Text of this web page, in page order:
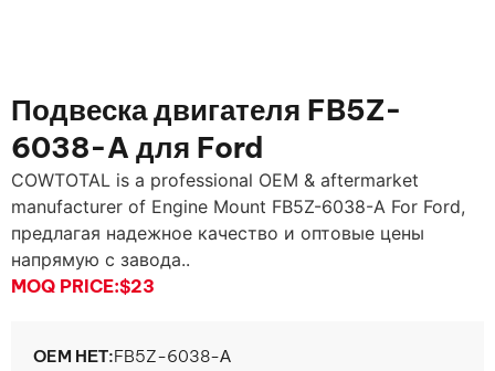
Подвеска двигателя FB5Z-
6038-A для Ford
COWTOTAL is a professional OEM & aftermarket
manufacturer of Engine Mount FB5Z-6038-A For Ford,
предлагая надежное качество и оптовые цены
напрямую с завода..
MOQ PRICE:$23
OEM НЕТ:FB5Z-6038-А